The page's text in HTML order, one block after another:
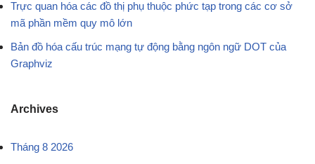
Trực quan hóa các đồ thị phụ thuộc phức tạp trong các cơ sở
mã phần mềm quy mô lớn
Bản đồ hóa cấu trúc mạng tự động bằng ngôn ngữ DOT của
Graphviz
Archives
Tháng 8 2026